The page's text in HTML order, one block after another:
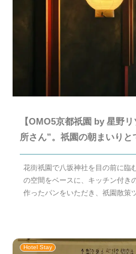
【OMO5京都祇園 by 星野
所さん”。祇園の朝まいり
花街祇園で八坂神社を目の前に臨
の空間をベースに、キッチン付き
作ったパンをいただき、祇園散策
Hotel Stay